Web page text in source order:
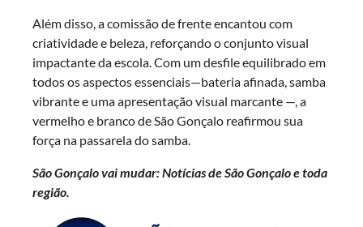
Além disso, a comissão de frente encantou com
criatividade e beleza, reforçando o conjunto visual
impactante da escola. Com um desfile equilibrado em
todos os aspectos essenciais—bateria afinada, samba
vibrante e uma apresentação visual marcante —, a
vermelho e branco de São Gonçalo reafirmou sua
força na passarela do samba.
São Gonçalo vai mudar: Notícias de São Gonçalo e toda
região.